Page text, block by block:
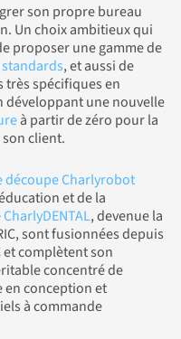
son propre bureau
Un choix ambitieux qui
proposer une gamme de
, et aussi de
très spécifiques en
développant une nouvelle
à partir de zéro pour la
client.
découpe Charlyrobot
et de la
CharlyDENTAL, devenue la
sont fusionnées depuis
et complètent son
concentré de
conception et
à commande